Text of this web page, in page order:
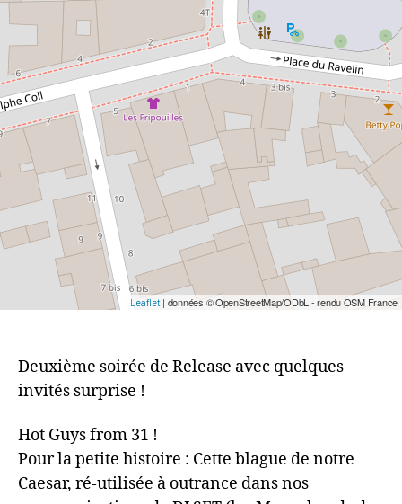
Leaflet| données © OpenStreetMap/ODbL - rendu OSM France
Deuxième soirée de Release avec quelques
invités surprise !
Hot Guys from 31 !
Pour la petite histoire : Cette blague de notre
Caesar, ré-utilisée à outrance dans nos